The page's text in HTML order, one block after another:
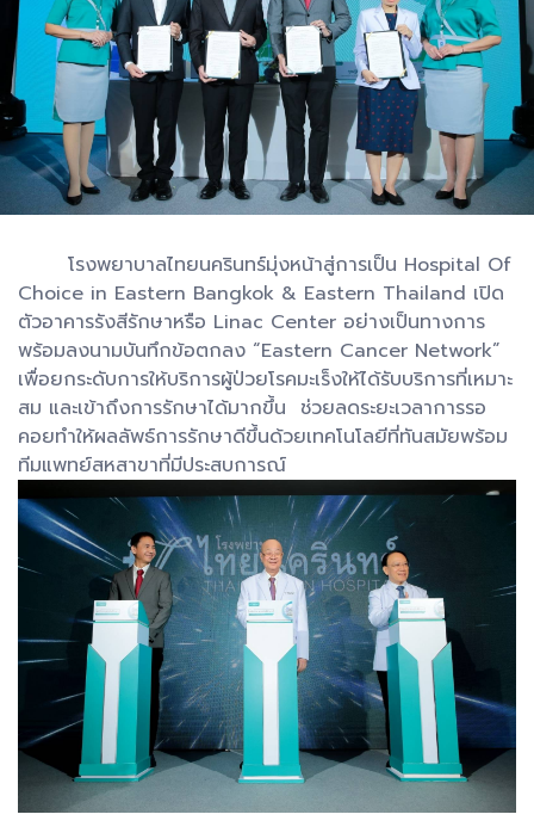
โรงพยาบาลไทยนครินทร์มุ่งหน้าสู่การเป็น Hospital Of
Choice in Eastern Bangkok & Eastern Thailand เปิด
ตัวอาคารรังสีรักษาหรือ Linac Center อย่างเป็นทางการ
พร้อมลงนามบันทึกข้อตกลง “Eastern Cancer Network”
เพื่อยกระดับการให้บริการผู้ป่วยโรคมะเร็งให้ได้รับบริการที่เหมาะ
สม และเข้าถึงการรักษาได้มากขึ้น ช่วยลดระยะเวลาการรอ
คอยทำให้ผลลัพธ์การรักษาดีขึ้นด้วยเทคโนโลยีที่ทันสมัยพร้อม
ทีมแพทย์สหสาขาที่มีประสบการณ์